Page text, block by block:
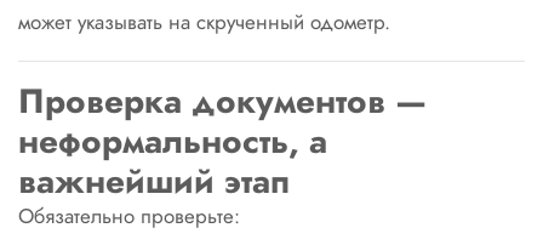
может указывать на скрученный одометр.
Проверка документов —
неформальность, а
важнейший этап
Обязательно проверьте: